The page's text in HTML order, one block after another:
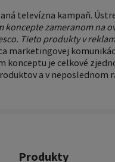
televízna kampaň.
koncepte zameranom na
Tieto produkty v
marketingovej
konceptu je celkové
a v neposlednom
Produkty